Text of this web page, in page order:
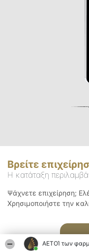
ΑΕΤΟΊ των
Βρείτε
Η κατάταξη
Ψάχνετε επιχείρηση;
Χρησιμοποιήστε την